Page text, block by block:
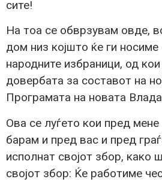
сите!
На тоа се обврзувам овде,
дом низ којшто ќе ги
народните избраници, од кои
довербата за составот на
Програмата на новата
Ова се луѓето кои пред
барам и пред вас и пред
исполнат својот збор, како
својот збор: Ќе работиме